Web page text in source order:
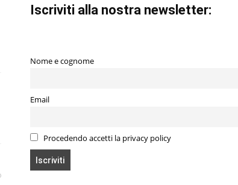
Iscriviti alla nostra newsletter:
Nome e cognome
Email
Procedendo accetti la privacy policy